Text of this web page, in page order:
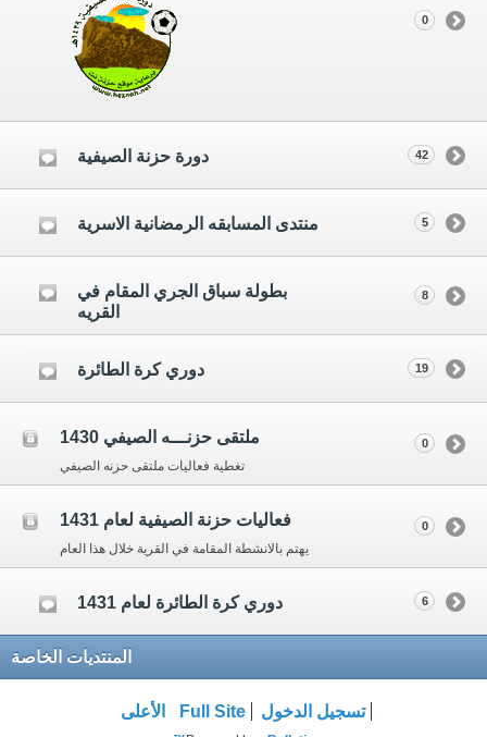
0
دورة حزنة الصيفية 42
منتدى المسابقه الرمضانية الاسرية 5
بطولة سباق الجري المقام في
القريه
8
دوري كرة الطائرة 19
ملتقى حزنـــه الصيفي 1430
تغطية فعاليات ملتقى حزنه الصيفي
0
فعاليات حزنة الصيفية لعام 1431
يهتم بالانشطة المقامة في القرية خلال هذا العام
0
دوري كرة الطائرة لعام 1431 6
المنتديات الخاصة
تسجيل الدخول Full Site الأعلى